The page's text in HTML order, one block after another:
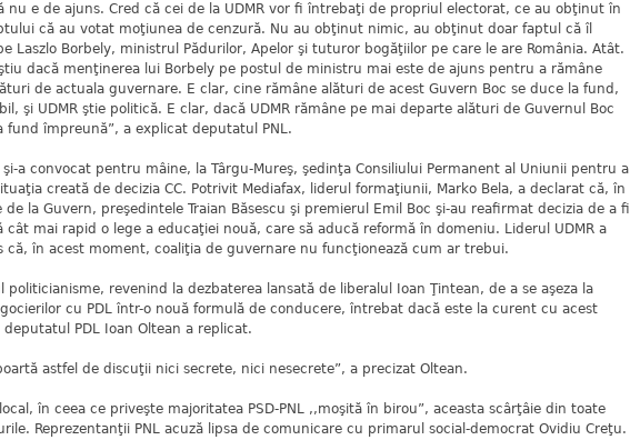
nu e de ajuns. Cred că cei de la UDMR vor fi întrebaţi de propriul electorat, ce au obţinut în
că au votat moţiunea de cenzură. Nu au obţinut nimic, au obţinut doar faptul că îl
Laszlo Borbely, ministrul Pădurilor, Apelor şi tuturor bogăţiilor pe care le are România. Atât.
dacă menţinerea lui Borbely pe postul de ministru mai este de ajuns pentru a rămâne
de actuala guvernare. E clar, cine rămâne alături de acest Guvern Boc se duce la fund,
şi UDMR ştie politică. E clar, dacă UDMR rămâne pe mai departe alături de Guvernul Boc
fund împreună”, a explicat deputatul PNL.
şi-a convocat pentru mâine, la Târgu-Mureş, şedinţa Consiliului Permanent al Uniunii pentru a
creată de decizia CC. Potrivit Mediafax, liderul formaţiunii, Marko Bela, a declarat că, în
de la Guvern, preşedintele Traian Băsescu şi premierul Emil Boc şi-au reafirmat decizia de a fi
cât mai rapid o lege a educaţiei nouă, care să aducă reformă în domeniu. Liderul UDMR a
că, în acest moment, coaliţia de guvernare nu funcţionează cum ar trebui.
politicianisme, revenind la dezbaterea lansată de liberalul Ioan Ţintean, de a se aşeza la
cu PDL într-o nouă formulă de conducere, întrebat dacă este la curent cu acest
PDL Ioan Oltean a replicat.
astfel de discuţii nici secrete, nici nesecrete”, a precizat Oltean.
în ceea ce priveşte majoritatea PSD-PNL ,,moşită în birou”, aceasta scârţâie din toate
Reprezentanţii PNL acuză lipsa de comunicare cu primarul social-democrat Ovidiu Creţu.